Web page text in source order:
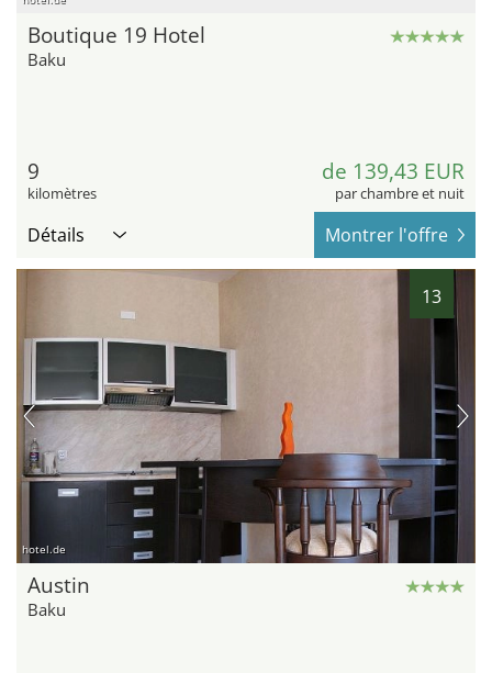
Boutique 19 Hotel
Baku
9
kilomètres
de 139,43 EUR
par chambre et nuit
Détails Montrer l'offre
13
hotel.de
Austin
Baku